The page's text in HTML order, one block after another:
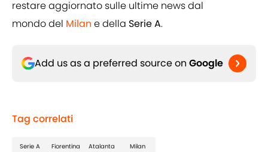
restare aggiornato sulle ultime news dal
mondo del Milan e della Serie A.
Add us as a preferred source on Google
Tag correlati
Serie A Fiorentina Atalanta Milan